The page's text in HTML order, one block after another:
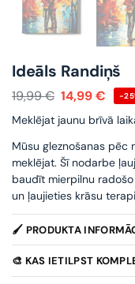
Ideāls Randiņš
19,99€ 14,99€ -
Meklējat jaunu brīvā
Mūsu gleznošanas pēc
meklējat. Šī nodarbe
baudīt mierpilnu
un ļaujieties krāsu
🖌️ PRODUKTA
🎨 KAS IETILPST